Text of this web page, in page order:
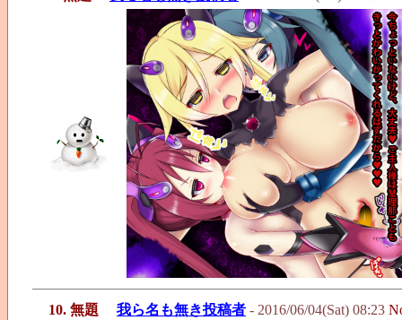
10. 無題 我ら名も無き投稿者 - 2016/06/04(Sat) 08:23